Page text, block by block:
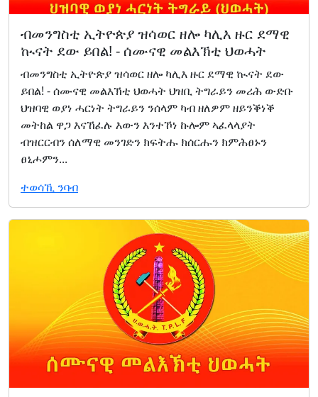
ብመንግስቲ ኢትዮጵያ ዝሳወር ዘሎ ካሊእ ዙር ደማዊ
ኲናት ደው ይበል! - ሰሙናዊ መልእኽቲ ህወሓት
ብመንግስቲ ኢትዮጵያ ዝሳወር ዘሎ ካሊእ ዙር ደማዊ ኲናት ደው
ይበል! - ሰሙናዊ መልእኽቲ ህወሓት ህዝቢ ትግራይን መሪሕ ውድቡ
ህዝባዊ ወያነ ሓርነት ትግራይን ንሰላም ካብ ዘለዎም ዘይንቕነቕ
መትከል ዋጋ እናኸፈሉ እውን እንተኾነ ኩሎም ኣፈላላያት
ብዝርርብን ሰለማዊ መንገድን ክፍትሑ ክሰርሑን ክምሕፀኑን
ፀኒሖምን...
ተወሳኺ ንባብ